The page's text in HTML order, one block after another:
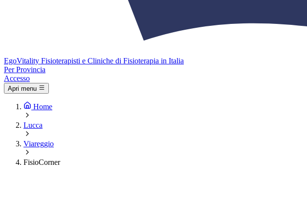
EgoVitality Fisioterapisti e Cliniche di Fisioterapia in Italia
Per Provincia
Accesso
Apri menu
Home
Lucca
Viareggio
FisioCorner